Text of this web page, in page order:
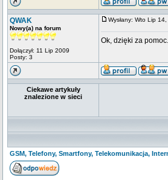
QWAK
Nowy(a) na forum
Dołączył: 11 Lip 2009
Posty: 3
Wysłany: Wto Lip
Ok, dzięki za pomoc.
Ciekawe artykuły
znalezione w sieci
GSM, Telefony, Smartfony, Telekomunikacja,